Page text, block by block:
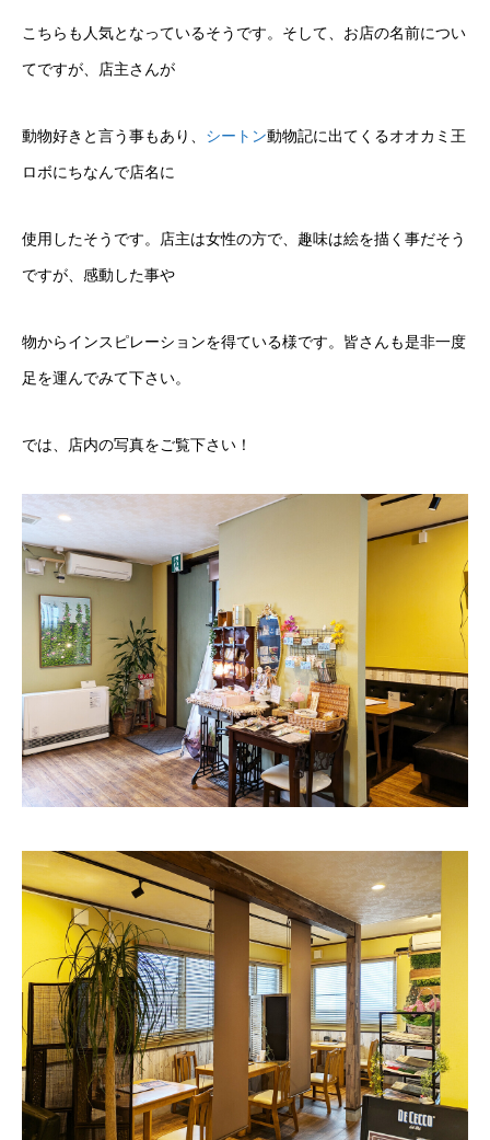
こちらも人気となっているそうです。そして、お店の名前につい
てですが、店主さんが
動物好きと言う事もあり、 シートン動物記に出てくるオオカミ王
ロボにちなんで店名に
使用したそうです。店主は女性の方で、趣味は絵を描く事だそう
ですが、感動した事や
物からインスピレーションを得ている様です。皆さんも是非一度
足を運んでみて下さい。
では、店内の写真をご覧下さい！